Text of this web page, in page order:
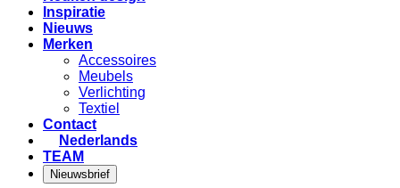
Inspiratie
Nieuws
Merken
Accessoires
Meubels
Verlichting
Textiel
Contact
Nederlands
TEAM
Nieuwsbrief